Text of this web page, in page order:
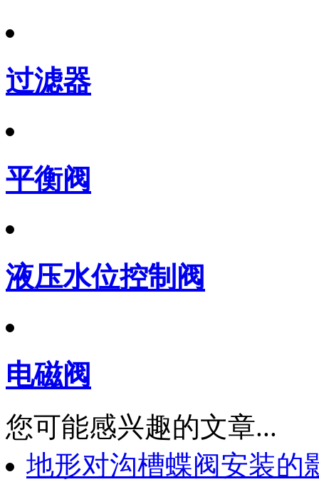
过滤器
平衡阀
液压水位控制阀
电磁阀
您可能感兴趣的文章...
地形对沟槽蝶阀安装的